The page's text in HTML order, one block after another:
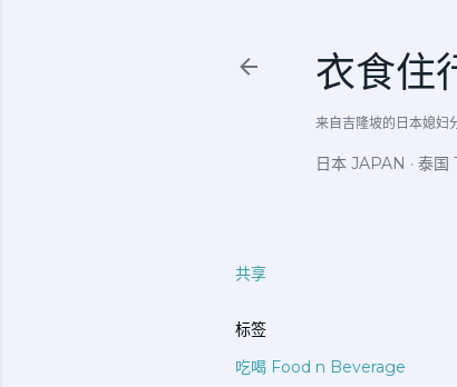
衣食住
来自吉隆坡的日本媳
日本 JAPAN 泰国
共享
标签
吃喝 Food n Beverage